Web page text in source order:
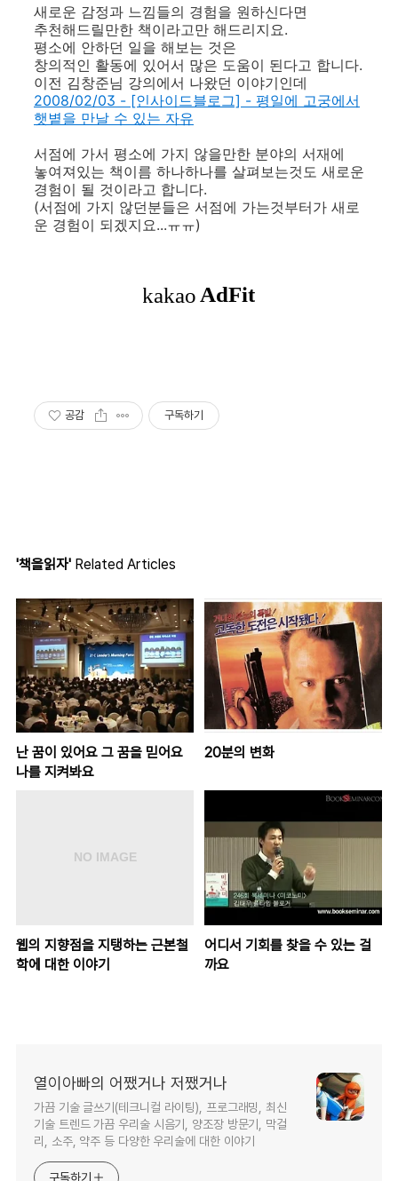
새로운 감정과 느낌들의 경험을 원하신다면
추천해드릴만한 책이라고만 해드리지요.
평소에 안하던 일을 해보는 것은
창의적인 활동에 있어서 많은 도움이 된다고 합니다.
이전 김창준님 강의에서 나왔던 이야기인데
2008/02/03 - [인사이드블로그] - 평일에 고궁에서
햇볕을 만날 수 있는 자유
서점에 가서 평소에 가지 않을만한 분야의 서재에
놓여져있는 책이름 하나하나를 살펴보는것도 새로운
경험이 될 것이라고 합니다.
(서점에 가지 않던분들은 서점에 가는것부터가 새로
운 경험이 되겠지요...ㅠㅠ)
공감 구독하기
'책을읽자' Related Articles
난 꿈이 있어요 그 꿈을 믿어요
나를 지켜봐요
20분의 변화
웹의 지향점을 지탱하는 근본철
학에 대한 이야기
어디서 기회를 찾을 수 있는 걸
까요
열이아빠의 어쨌거나 저쨌거나
가끔 기술 글쓰기(테크니컬 라이팅), 프로그래밍, 최신
기술 트렌드 가끔 우리술 시음기, 양조장 방문기, 막걸
리, 소주, 약주 등 다양한 우리술에 대한 이야기
구독하기